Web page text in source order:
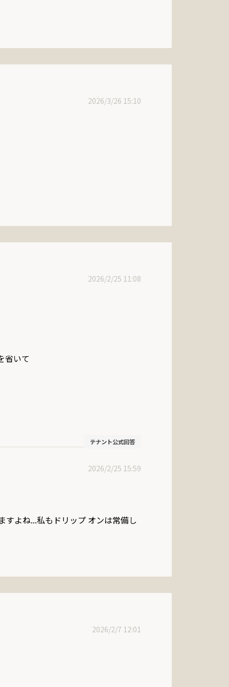
2026/3/26 15:10
省いて
2026/2/25 11:08
2026/2/25 15:59
よね...私もドリップ オンは常備し
テナント公式回答
2026/2/7 12:01